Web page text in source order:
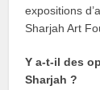
expositions
Sharjah Art
Y a-t-il des
Sharjah ?